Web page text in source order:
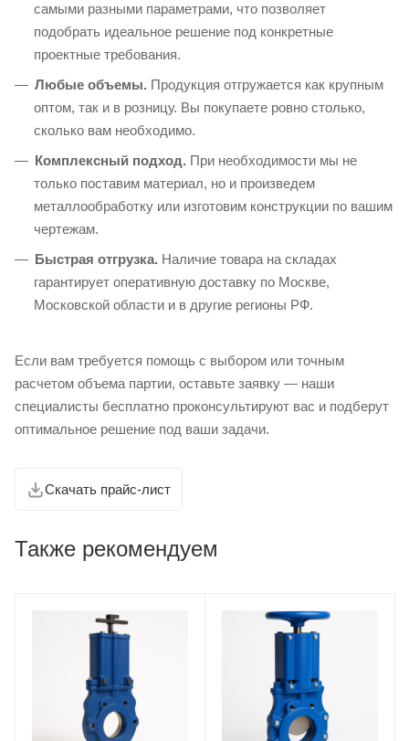
самыми разными параметрами, что позволяет
подобрать идеальное решение под конкретные
проектные требования.
Любые объемы. Продукция отгружается как крупным
оптом, так и в розницу. Вы покупаете ровно столько,
сколько вам необходимо.
Комплексный подход. При необходимости мы не
только поставим материал, но и произведем
металлообработку или изготовим конструкции по вашим
чертежам.
Быстрая отгрузка. Наличие товара на складах
гарантирует оперативную доставку по Москве,
Московской области и в другие регионы РФ.
Если вам требуется помощь с выбором или точным
расчетом объема партии, оставьте заявку — наши
специалисты бесплатно проконсультируют вас и подберут
оптимальное решение под ваши задачи.
Скачать прайс-лист
Также рекомендуем